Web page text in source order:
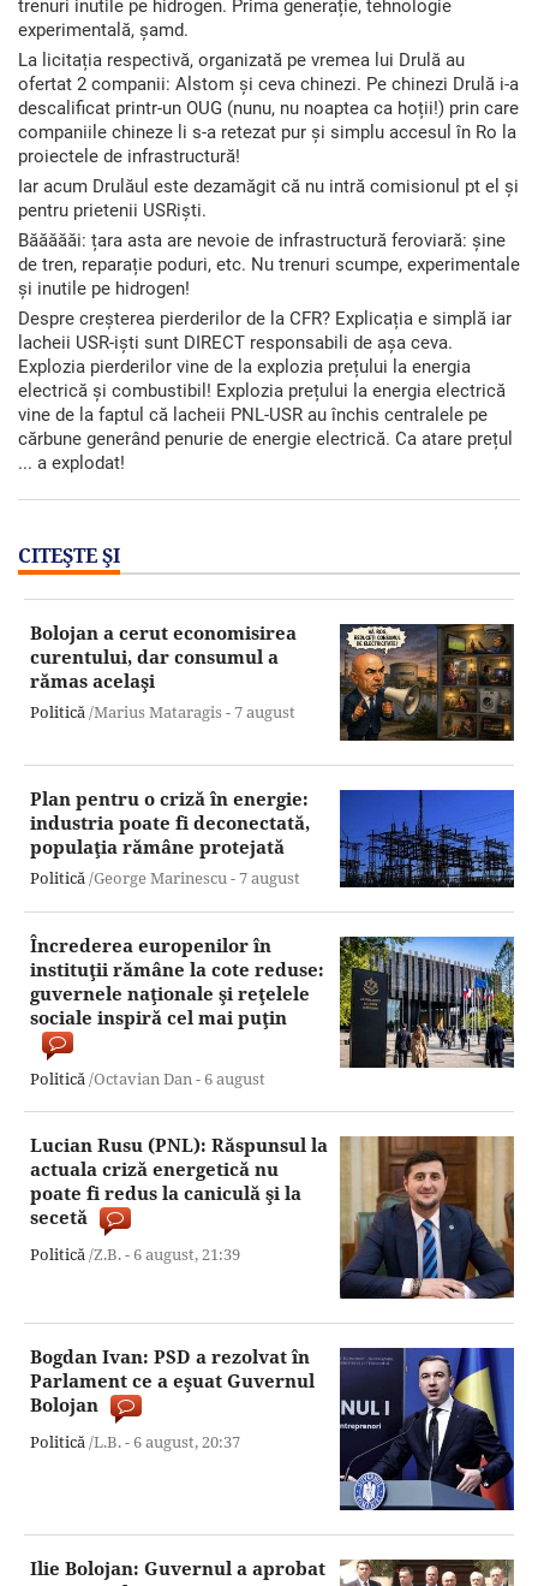
trenuri inutile pe hidrogen. Prima generație, tehnologie
experimentală, șamd.
La licitația respectivă, organizată pe vremea lui Drulă au
ofertat 2 companii: Alstom și ceva chinezi. Pe chinezi Drulă i-a
descalificat printr-un OUG (nunu, nu noaptea ca hoții!) prin care
companiile chineze li s-a retezat pur și simplu accesul în Ro la
proiectele de infrastructură!
Iar acum Drulăul este dezamăgit că nu intră comisionul pt el și
pentru prietenii USRiști.
Băăăăăi: țara asta are nevoie de infrastructură feroviară: șine
de tren, reparație poduri, etc. Nu trenuri scumpe, experimentale
și inutile pe hidrogen!
Despre creșterea pierderilor de la CFR? Explicația e simplă iar
lacheii USR-iști sunt DIRECT responsabili de așa ceva.
Explozia pierderilor vine de la explozia prețului la energia
electrică și combustibil! Explozia prețului la energia electrică
vine de la faptul că lacheii PNL-USR au închis centralele pe
cărbune generând penurie de energie electrică. Ca atare prețul
... a explodat!
CITEŞTE ŞI
Bolojan a cerut economisirea
curentului, dar consumul a
rămas acelaşi
Politică/Marius Mataragis -7 august
Plan pentru o criză în energie:
industria poate fi deconectată,
populaţia rămâne protejată
Politică/George Marinescu -7 august
Încrederea europenilor în
instituţii rămâne la cote reduse:
guvernele naţionale şi reţelele
sociale inspiră cel mai puţin
Politică/Octavian Dan -6 august
Lucian Rusu (PNL): Răspunsul la
actuala criză energetică nu
poate fi redus la caniculă şi la
secetă
Politică/Z.B. -6 august,21:39
Bogdan Ivan: PSD a rezolvat în
Parlament ce a eşuat Guvernul
Bolojan
Politică/L.B. -6 august,20:37
Ilie Bolojan: Guvernul a aprobat